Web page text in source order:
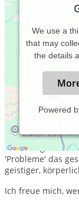
We use a
that may
the details
Powered
Sowohl in der
psychologischen
Klienten
'Probleme' das
geistiger,
Ich freue mich,